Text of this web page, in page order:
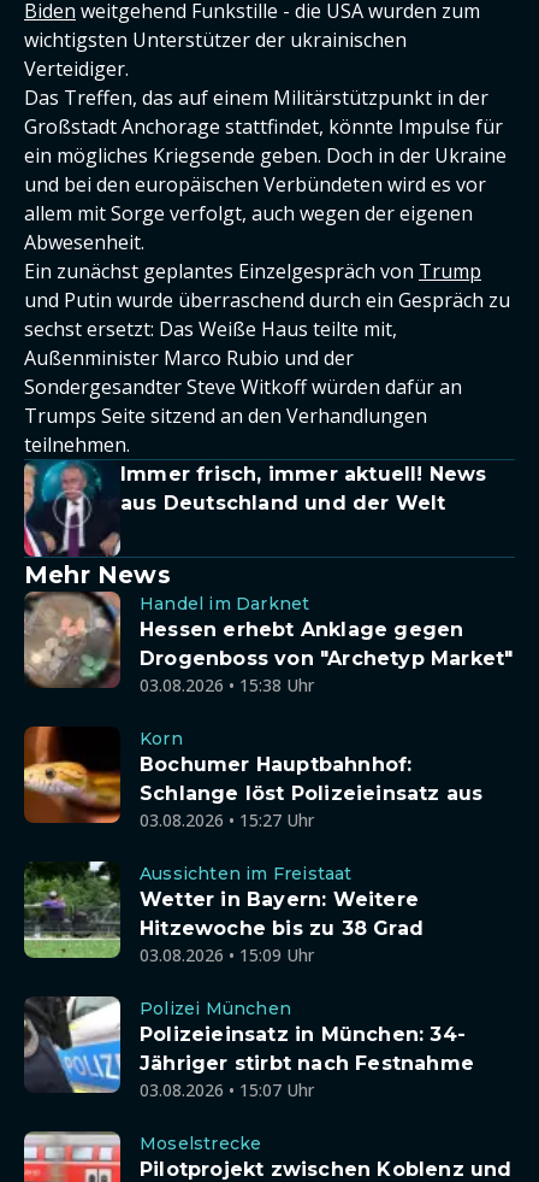
Biden weitgehend Funkstille - die USA wurden zum
wichtigsten Unterstützer der ukrainischen
Verteidiger.
Das Treffen, das auf einem Militärstützpunkt in der
Großstadt Anchorage stattfindet, könnte Impulse für
ein mögliches Kriegsende geben. Doch in der Ukraine
und bei den europäischen Verbündeten wird es vor
allem mit Sorge verfolgt, auch wegen der eigenen
Abwesenheit.
Ein zunächst geplantes Einzelgespräch von Trump
und Putin wurde überraschend durch ein Gespräch zu
sechst ersetzt: Das Weiße Haus teilte mit,
Außenminister Marco Rubio und der
Sondergesandter Steve Witkoff würden dafür an
Trumps Seite sitzend an den Verhandlungen
teilnehmen.
Immer frisch, immer aktuell! News
aus Deutschland und der Welt
Mehr News
Handel im Darknet
Hessen erhebt Anklage gegen
Drogenboss von "Archetyp Market"
03.08.2026 • 15:38 Uhr
Korn
Bochumer Hauptbahnhof:
Schlange löst Polizeieinsatz aus
03.08.2026 • 15:27 Uhr
Aussichten im Freistaat
Wetter in Bayern: Weitere
Hitzewoche bis zu 38 Grad
03.08.2026 • 15:09 Uhr
Polizei München
Polizeieinsatz in München: 34-
Jähriger stirbt nach Festnahme
03.08.2026 • 15:07 Uhr
Moselstrecke
Pilotprojekt zwischen Koblenz und